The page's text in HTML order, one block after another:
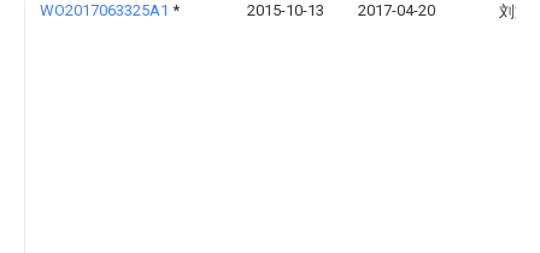
WO2017063325A1 * 2015-10-13 2017-04-20 刘文